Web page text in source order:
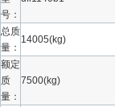
号：
总质
量：
14005(kg)
额定
质
量：
7500(kg)